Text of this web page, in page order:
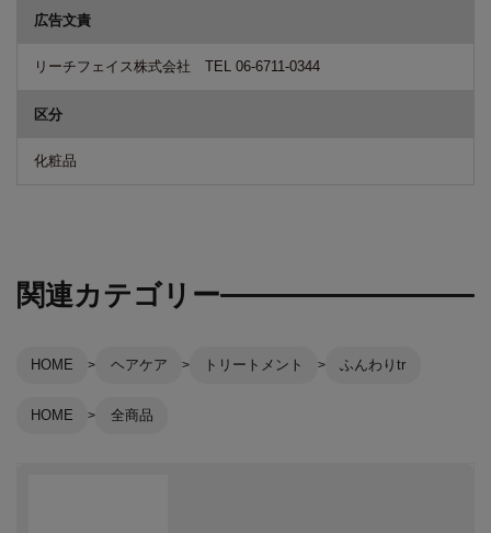
広告文責
リーチフェイス株式会社 TEL 06-6711-0344
区分
化粧品
関連カテゴリー
HOME ヘアケア トリートメント ふんわりtr
HOME 全商品